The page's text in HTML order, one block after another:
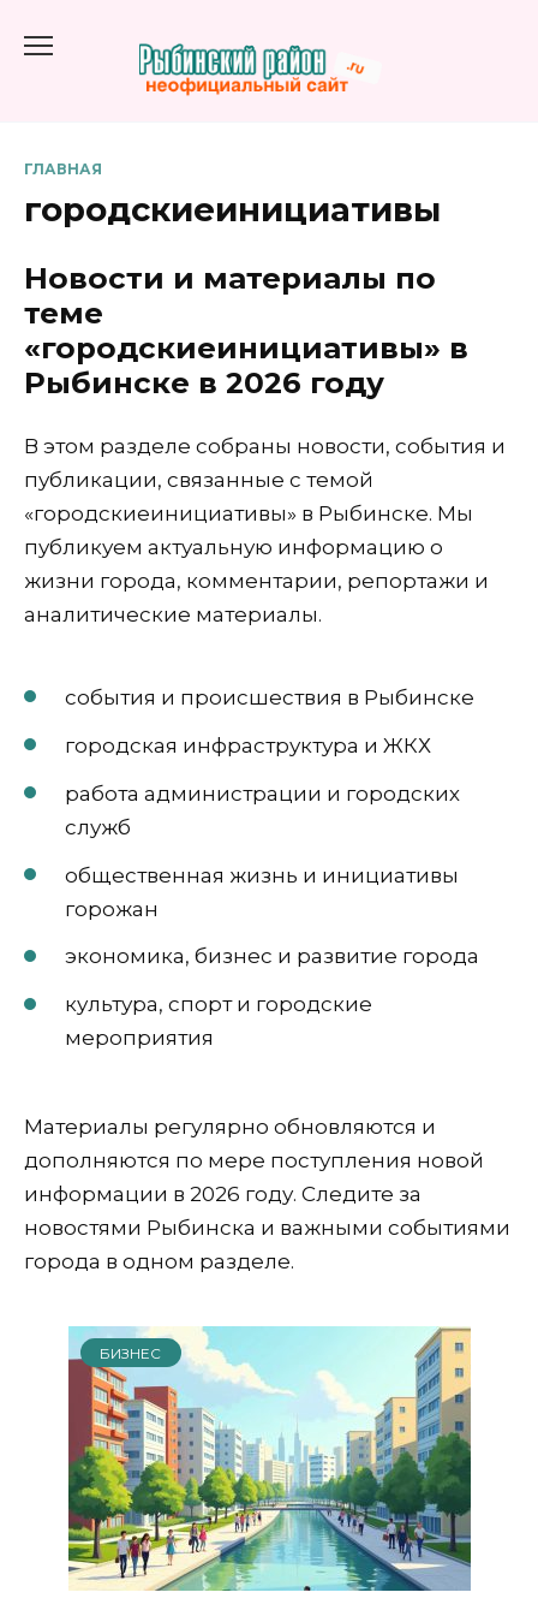
содержанию
ГЛАВНАЯ
городскиеинициативы
Новости и материалы по
теме
«городскиеинициативы» в
Рыбинске в 2026 году
В этом разделе собраны новости, события и
публикации, связанные с темой
«городскиеинициативы» в Рыбинске. Мы
публикуем актуальную информацию о
жизни города, комментарии, репортажи и
аналитические материалы.
события и происшествия в Рыбинске
городская инфраструктура и ЖКХ
работа администрации и городских
служб
общественная жизнь и инициативы
горожан
экономика, бизнес и развитие города
культура, спорт и городские
мероприятия
Материалы регулярно обновляются и
дополняются по мере поступления новой
информации в 2026 году. Следите за
новостями Рыбинска и важными событиями
города в одном разделе.
БИЗНЕС